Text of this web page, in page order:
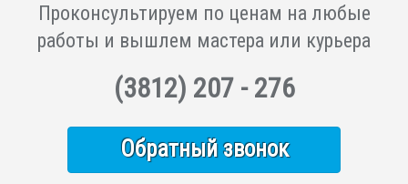
Проконсультируем по ценам на любые
работы и вышлем мастера или курьера
(3812) 207 - 276
Обратный звонок